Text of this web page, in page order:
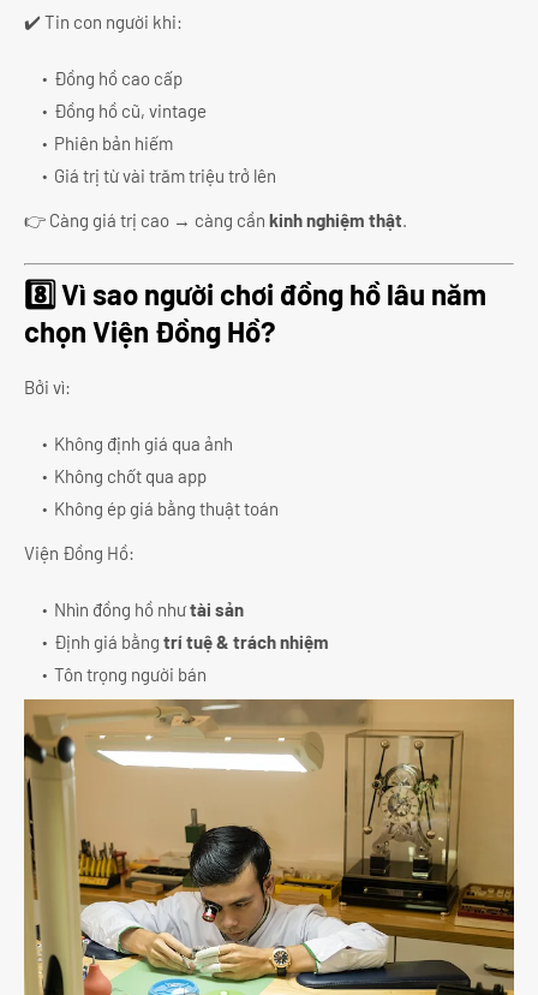
✔️ Tin con người khi:
Đồng hồ cao cấp
Đồng hồ cũ, vintage
Phiên bản hiếm
Giá trị từ vài trăm triệu trở lên
👉 Càng giá trị cao → càng cần kinh nghiệm thật.
8️⃣ Vì sao người chơi đồng hồ lâu năm
chọn Viện Đồng Hồ?
Bởi vì:
Không định giá qua ảnh
Không chốt qua app
Không ép giá bằng thuật toán
Viện Đồng Hồ:
Nhìn đồng hồ nhưtài sản
Định giá bằng trí tuệ & trách nhiệm
Tôn trọng người bán